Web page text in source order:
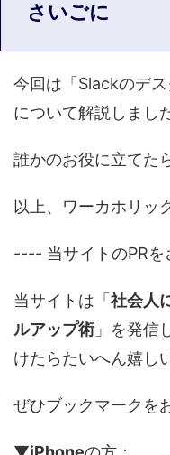
さいごに
今回は「Slackのデス
について解説しまし
誰かのお役に立てた
以上、ワーカホリッ
---- 当サイトのPR
当サイトは「 社会人
ルアップ術」を発信
けたらたいへん嬉し
ぜひブックマークを